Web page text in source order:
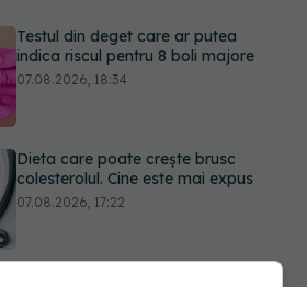
Dieta care poate crește brusc
colesterolul. Cine este mai expus
07.08.2026, 17:22
PNRR: 174 de milioane de lei pentru
sănătate într-o singură săptămână.
Ce spitale primesc bani